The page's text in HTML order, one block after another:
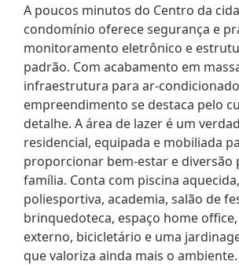
A poucos minutos do Centro da
condomínio oferece segurança e
monitoramento eletrônico e
padrão. Com acabamento em
infraestrutura para ar-
empreendimento se destaca pelo
detalhe. A área de lazer é um
residencial, equipada e mobiliada
proporcionar bem-estar e diversão
família. Conta com piscina
poliesportiva, academia, salão de
brinquedoteca, espaço home
externo, bicicletário e uma
que valoriza ainda mais o ambiente.